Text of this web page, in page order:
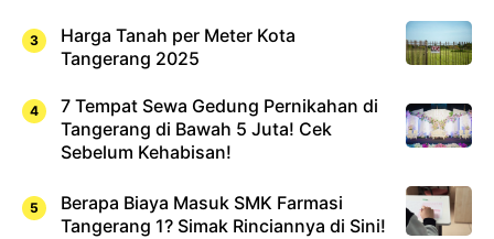
Harga Tanah per Meter Kota
Tangerang 2025
7 Tempat Sewa Gedung Pernikahan di
Tangerang di Bawah 5 Juta! Cek
Sebelum Kehabisan!
Berapa Biaya Masuk SMK Farmasi
Tangerang 1? Simak Rinciannya di Sini!